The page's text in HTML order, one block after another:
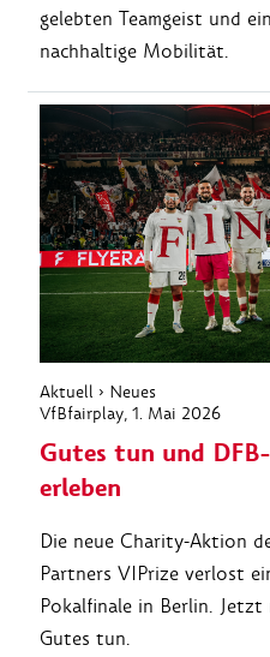
gelebten Teamgeist und
nachhaltige Mobilität.
Aktuell › Neues
VfBfairplay, 1. Mai 2026
Gutes tun und
erleben
Die neue Charity-Aktion
Partners VIPrize verlost
Pokalfinale in Berlin.
Gutes tun.